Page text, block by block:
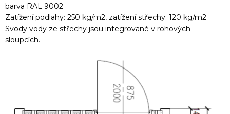
barva RAL 9002
Zatížení podlahy: 250 kg/m2, zatížení střechy: 120 kg/m2
Svody vody ze střechy jsou integrované v rohových
sloupcích.